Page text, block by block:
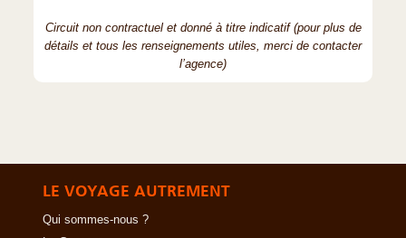
Circuit non contractuel et donné à titre indicatif (pour plus de
détails et tous les renseignements utiles, merci de contacter
l’agence)
LE VOYAGE AUTREMENT
Qui sommes-nous ?